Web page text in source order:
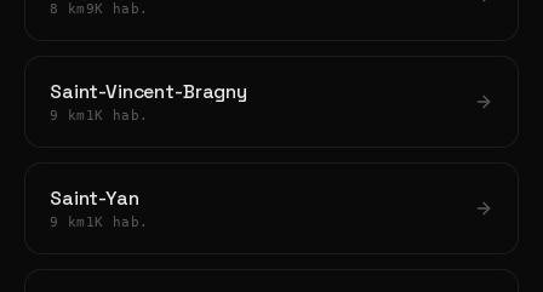
8 km 9K hab.
Saint-Vincent-Bragny
9 km 1K hab.
Saint-Yan
9 km 1K hab.